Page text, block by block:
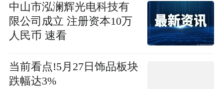
中山市泓澜辉光电科技有
限公司成立 注册资本10万
人民币 速看
当前看点!5月27日饰品板块
跌幅达3%